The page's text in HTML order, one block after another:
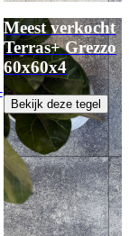
Meest verkocht
Terras+ Grezzo
60x60x4
Bekijk deze tegel